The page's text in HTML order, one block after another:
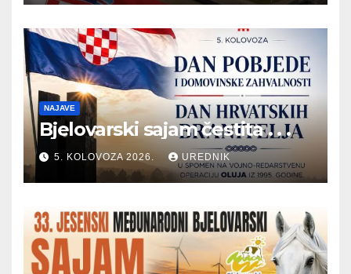
NAJAVE
Bjelovarski sajam čestita . . .
5. KOLOVOZA 2026. UREDNIK